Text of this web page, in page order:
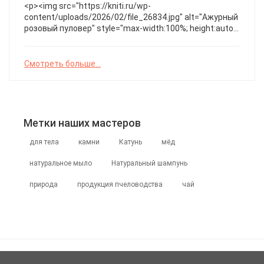
одновременно. Какой образ вы бы дополнили этим
свитером? Стильный жаккардовый
<p><img src="https://kniti.ru/wp-
content/uploads/2026/02/file_26834.jpg" alt="Ажурный
розовый пуловер" style="max-width:100%; height:auto;"
подчеркивающим элегантность и женственность.
…сохраняйте Сохраняем ↗️ И не забываем ❤️❤️
Смотреть больше...
Метки наших мастеров
для тела камни Катунь мёд
натуральное мыло Натуральный шампунь
природа продукция пчеловодства чай